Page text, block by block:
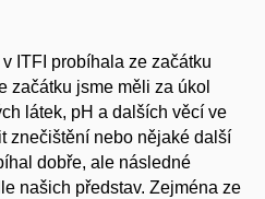
ITFI probíhala ze začátku
začátku jsme měli za úkol
látek, pH a dalších věcí ve
znečištění nebo nějaké další
dobře, ale následné
našich představ. Zejména ze